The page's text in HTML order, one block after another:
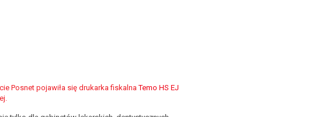
Posnet pojawiła się drukarka fiskalnaTemo HS EJ